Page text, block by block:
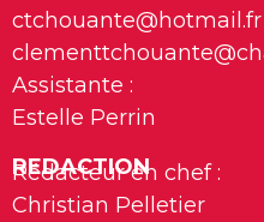
ctchouante@hotmail.fr
Assistante :
Estelle Perrin
REDACTION
Rédacteur en chef :
Christian Pelletier